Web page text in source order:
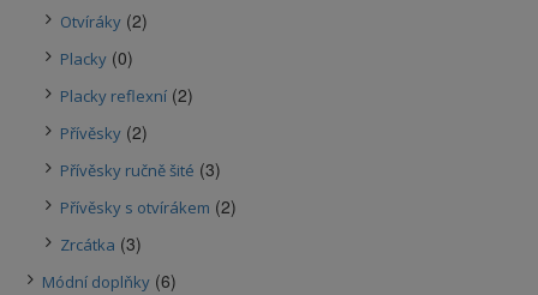
Otvíráky (2)
Placky (0)
Placky reflexní (2)
Přívěsky (2)
Přívěsky ručně šité (3)
Přívěsky s otvírákem (2)
Zrcátka (3)
Módní doplňky (6)